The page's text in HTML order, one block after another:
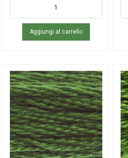
Aggiungi al carrello